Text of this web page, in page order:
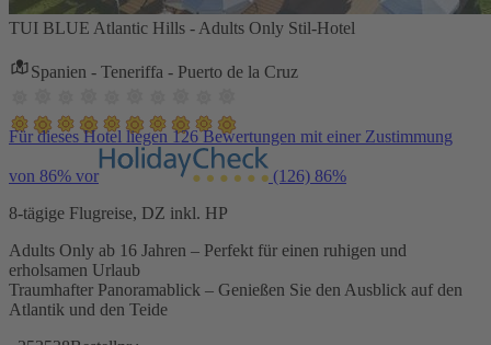
TUI BLUE Atlantic Hills - Adults Only Stil-Hotel
Spanien - Teneriffa - Puerto de la Cruz
Für dieses Hotel liegen 126 Bewertungen mit einer Zustimmung
von 86% vor (126) 86%
8-tägige Flugreise, DZ inkl. HP
Adults Only ab 16 Jahren – Perfekt für einen ruhigen und
erholsamen Urlaub
Traumhafter Panoramablick – Genießen Sie den Ausblick auf den
Atlantik und den Teide